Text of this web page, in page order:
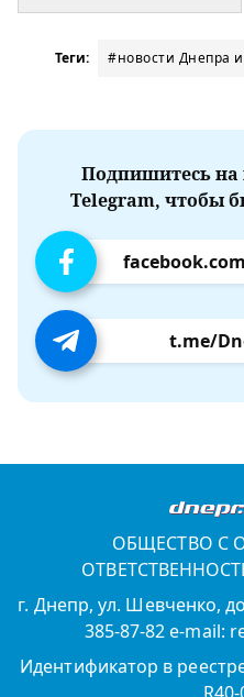
Теги: #новости Днепра
Подпишитесь на
Telegram, чтобы
t.me/
ОБЩЕСТВО С
г. Днепр, ул. Шевченко,
385-87-82 e-mail:
Идентификатор в